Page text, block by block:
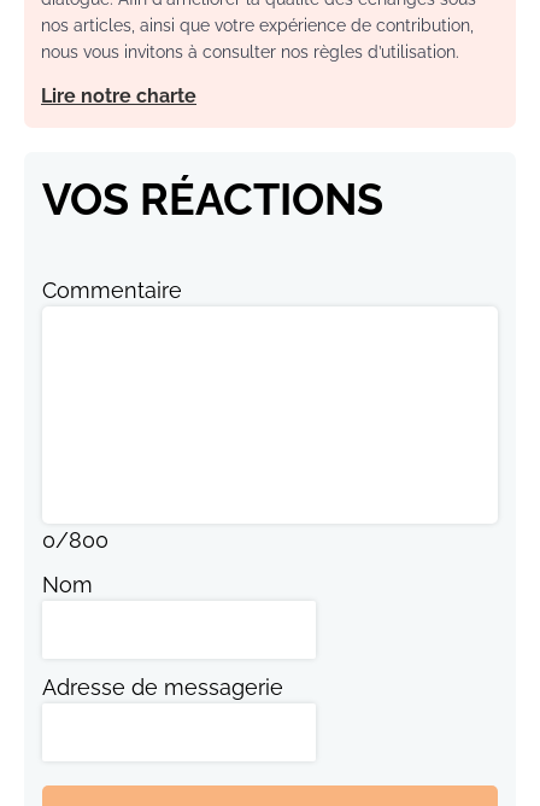
nos articles, ainsi que votre expérience de contribution,
nous vous invitons à consulter nos règles d’utilisation.
Lire notre charte
VOS RÉACTIONS
Commentaire
0/800
Nom
Adresse de messagerie